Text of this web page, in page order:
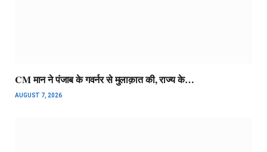
CM मान ने पंजाब के गवर्नर से मुलाक़ात की, राज्य के…
AUGUST 7, 2026